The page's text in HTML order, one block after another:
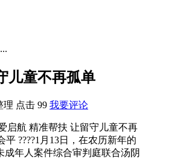
儿童不再孤单
理 点击 99 我要评论
启航 精准帮扶 让留守儿童不再
平 ????1月13日，在农历新年的
成年人案件综合审判庭联合汤阴